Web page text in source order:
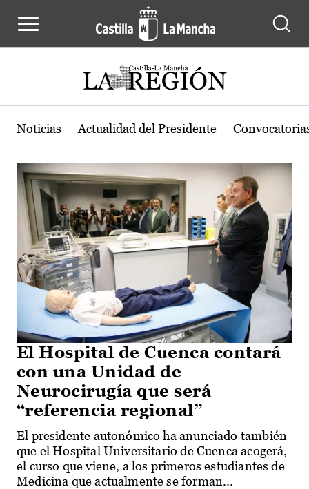
Actualidad de la región de Castilla-
Noticias Actualidad del Presidente
El Hospital de Cuenca contará
con una Unidad de
Neurocirugía que será
“referencia regional”
El presidente autonómico ha anunciado también
que el Hospital Universitario de Cuenca acogerá,
el curso que viene, a los primeros estudiantes de
Medicina que actualmente se forman...